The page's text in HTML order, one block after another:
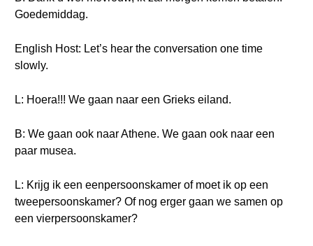
Goedemiddag.
English Host: Let’s hear the conversation one time
slowly.
L: Hoera!!! We gaan naar een Grieks eiland.
B: We gaan ook naar Athene. We gaan ook naar een
paar musea.
L: Krijg ik een eenpersoonskamer of moet ik op een
tweepersoonskamer? Of nog erger gaan we samen op
een vierpersoonskamer?